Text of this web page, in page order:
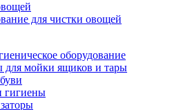
для чистки овощей
оборудование
мойки ящиков и тары
гигиены